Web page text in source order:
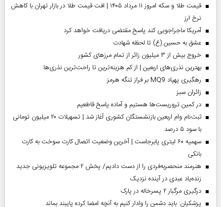
قیمت طلا و سکه امروز ۱۱ مرداد ۱۴۰۵ | افت قیمت طلا در بازار تهران با کاهش
نرخ ارز
آمریکا ماجراجویی کند پاسخ مقتضی دریافت خواهد کرد
عشق به حسین (ع) تا لحظه شهادت
خروج بیش از ۳ میلیون زائر از تمام مرز‌های کشور
بهترین نذری‌های اربعین | از کم هزینه‌ترین تا راحت‌ترین نذری‌ها
رهگیری پهپاد MQ9 بر فراز تنگه هرمز
‌زائران سبز
در کمین تروریست‌ها هستیم و آماده پاسخ قاطعیم
ثبت‌نام وام اربعین بازنشستگان کشوری آغاز شد | تسهیلات ۲۰ میلیون تومانی
با سود ۵ درصد
سهمیه ۶۰ لیتری پابرجاست | آخرین وضعیت اتصال کارت سوخت به کارت
بانکی
هنرمند منحصر‌به‌فردی را از دست دادیم/ پخش ۲ مجموعه تلویزیونی جدید
زنده‌یاد عبدی در آینده نزدیک
درگیری مرگبار ۲ پسرخاله در پارک
پزشکیان: باید دشمن را وادار کنیم به آنچه امضا کرده پایبند بماند